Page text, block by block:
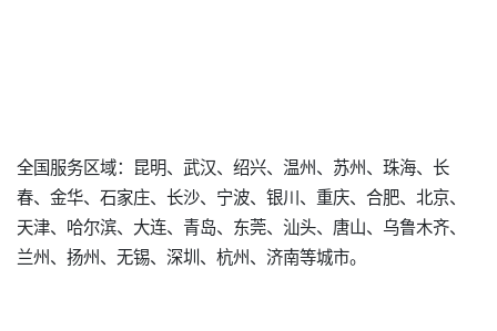
全国服务区域：昆明、武汉、绍兴、温州、苏州、珠海、长
春、金华、石家庄、长沙、宁波、银川、重庆、合肥、北京、
天津、哈尔滨、大连、青岛、东莞、汕头、唐山、乌鲁木齐、
兰州、扬州、无锡、深圳、杭州、济南等城市。